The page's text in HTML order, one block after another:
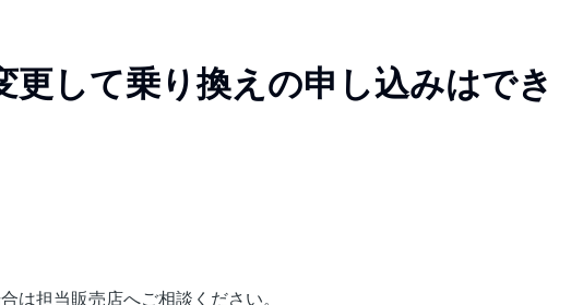
して乗り換えの申し込みはでき
は担当販売店へご相談ください。